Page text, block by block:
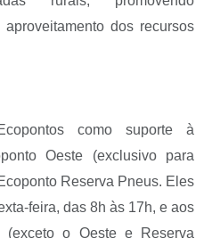
dos recursos
como suporte à
Oeste (exclusivo para
Reserva Pneus. Eles
feira, das 8h às 17h, e aos
o Oeste e Reserva